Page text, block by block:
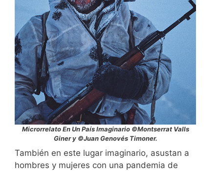
Microrrelato En Un País Imaginario ©Montserrat Valls
Giner y ©Juan Genovés Timoner.
También en este lugar imaginario, asustan a
hombres y mujeres con una pandemia de